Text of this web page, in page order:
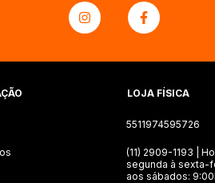
LOJA FÍSICA
5511974595726
(11) 2909-1193 |
segunda à sexta-
aos sábados: